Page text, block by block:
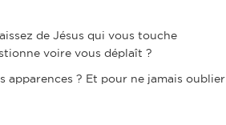
de Jésus qui vous touche
voire vous déplaît ?
apparences ? Et pour ne jamais oublier